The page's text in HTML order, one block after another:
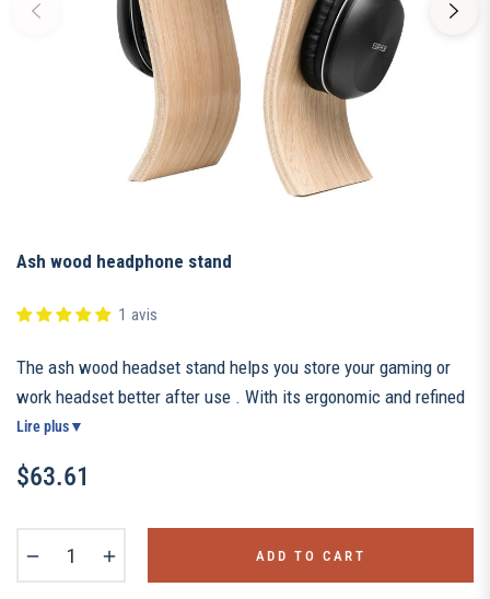
Ash wood headphone stand
1 avis
The ash wood headset stand helps you store your gaming or
work headset better after use . With its ergonomic and refined
design, this headset stand is an essential decorative object
Lire plus▼
Regular
$63.61
ADD TO CART